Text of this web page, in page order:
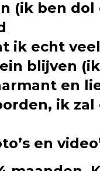
(ik ben
ik echt
blijven
en
ik
en